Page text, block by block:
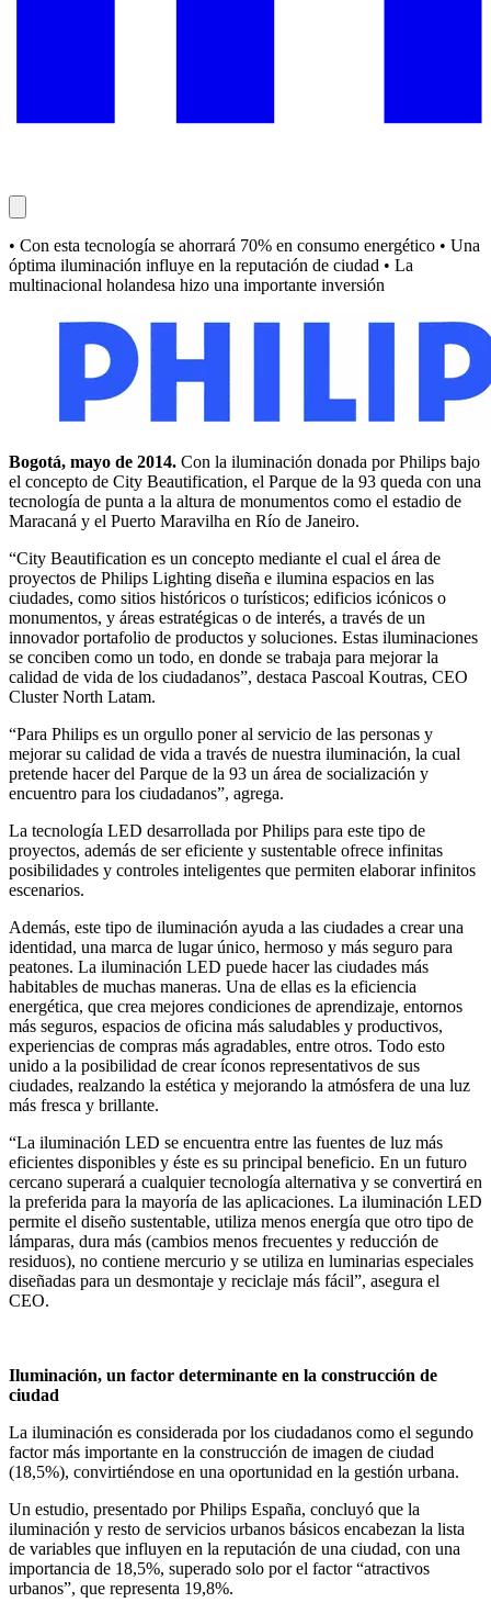
• Con esta tecnología se ahorrará 70% en consumo energético • Una
óptima iluminación influye en la reputación de ciudad • La
multinacional holandesa hizo una importante inversión
Bogotá, mayo de 2014. Con la iluminación donada por Philips bajo
el concepto de City Beautification, el Parque de la 93 queda con una
tecnología de punta a la altura de monumentos como el estadio de
Maracaná y el Puerto Maravilha en Río de Janeiro.
“City Beautification es un concepto mediante el cual el área de
proyectos de Philips Lighting diseña e ilumina espacios en las
ciudades, como sitios históricos o turísticos; edificios icónicos o
monumentos, y áreas estratégicas o de interés, a través de un
innovador portafolio de productos y soluciones. Estas iluminaciones
se conciben como un todo, en donde se trabaja para mejorar la
calidad de vida de los ciudadanos”, destaca Pascoal Koutras, CEO
Cluster North Latam.
“Para Philips es un orgullo poner al servicio de las personas y
mejorar su calidad de vida a través de nuestra iluminación, la cual
pretende hacer del Parque de la 93 un área de socialización y
encuentro para los ciudadanos”, agrega.
La tecnología LED desarrollada por Philips para este tipo de
proyectos, además de ser eficiente y sustentable ofrece infinitas
posibilidades y controles inteligentes que permiten elaborar infinitos
escenarios.
Además, este tipo de iluminación ayuda a las ciudades a crear una
identidad, una marca de lugar único, hermoso y más seguro para
peatones. La iluminación LED puede hacer las ciudades más
habitables de muchas maneras. Una de ellas es la eficiencia
energética, que crea mejores condiciones de aprendizaje, entornos
más seguros, espacios de oficina más saludables y productivos,
experiencias de compras más agradables, entre otros. Todo esto
unido a la posibilidad de crear íconos representativos de sus
ciudades, realzando la estética y mejorando la atmósfera de una luz
más fresca y brillante.
“La iluminación LED se encuentra entre las fuentes de luz más
eficientes disponibles y éste es su principal beneficio. En un futuro
cercano superará a cualquier tecnología alternativa y se convertirá en
la preferida para la mayoría de las aplicaciones. La iluminación LED
permite el diseño sustentable, utiliza menos energía que otro tipo de
lámparas, dura más (cambios menos frecuentes y reducción de
residuos), no contiene mercurio y se utiliza en luminarias especiales
diseñadas para un desmontaje y reciclaje más fácil”, asegura el
CEO.
Iluminación, un factor determinante en la construcción de
ciudad
La iluminación es considerada por los ciudadanos como el segundo
factor más importante en la construcción de imagen de ciudad
(18,5%), convirtiéndose en una oportunidad en la gestión urbana.
Un estudio, presentado por Philips España, concluyó que la
iluminación y resto de servicios urbanos básicos encabezan la lista
de variables que influyen en la reputación de una ciudad, con una
importancia de 18,5%, superado solo por el factor “atractivos
urbanos”, que representa 19,8%.